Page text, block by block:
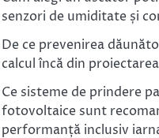
senzori de umiditate și
De ce prevenirea
calcul încă din
Ce sisteme de prindere
fotovoltaice sunt
performanță inclusiv